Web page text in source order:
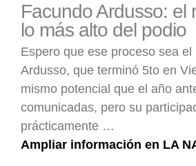
Facundo Ardusso: el
lo más alto del podio
Espero que ese proceso sea
Ardusso, que terminó 5to en
mismo potencial que el año
comunicadas, pero su
prácticamente …
Ampliar información en LA